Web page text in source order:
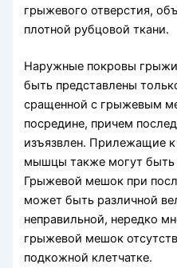
грыжевого отверстия,
плотной рубцовой ткани.
Наружные покровы
быть представлены
сращенной с грыжевым
посредине, причем
изъязвлен. Прилежащие
мышцы также могут быть
Грыжевой мешок при
может быть различной
неправильной, нередко
грыжевой мешок
подкожной клетчатке.